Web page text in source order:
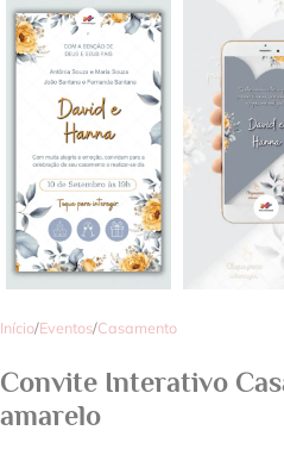
Início/Eventos/Casamento
Convite Interativo
amarelo